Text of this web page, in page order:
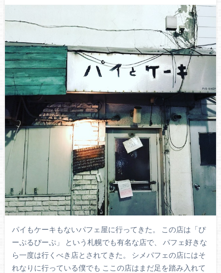
パイもケーキもないパフェ屋に行ってきた。 この店は「ぴ
ーぷるぴーぷ」 という札幌でも有名な店で、 パフェ好きな
ら一度は行くべき店とされてきた。 シメパフェの店にはそ
れなりに行っている僕でも ここの店はまだ足を踏み入れて